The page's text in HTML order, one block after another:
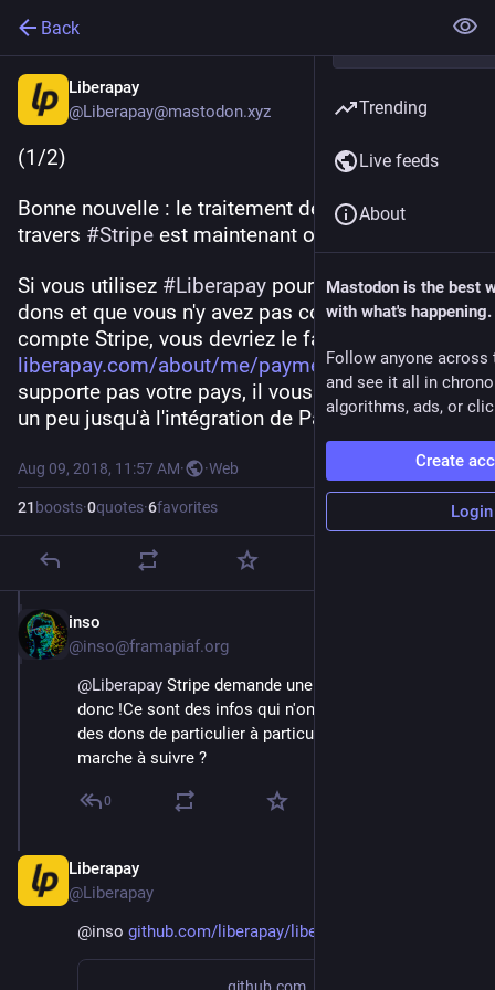
Back
Liberapay
@Liberapay@mastodon.xyz
(1/2)
Bonne nouvelle : le traitement des paiements à
travers #Stripe est maintenant opérationnel !
Si vous utilisez #Liberapay pour recevoir des
dons et que vous n'y avez pas connecté un
compte Stripe, vous devriez le faire :
liberapay.com/about/me/payment/ (Si Stripe ne
supporte pas votre pays, il vous faudra attendre
un peu jusqu'à l'intégration de PayPal, navré.)
Aug 09, 2018, 11:57 AM· ·Web
21 boosts·0quotes·6favorites
inso
@inso@framapiaf.org
@Liberapay Stripe demande une palanquée d'info dis
donc !Ce sont des infos qui n'ont pas l'air adaptées à
des dons de particulier à particulier... Quelle est la
marche à suivre ?
0
Liberapay
@Liberapay
@inso github.com/liberapay/liberapay
Trending
Live feeds
About
Mastodon is the best
with what's happening.
Follow anyone across
and see it all in
algorithms, ads, or
Create
Login